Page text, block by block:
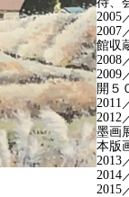
2005
2007
館収
2008
2009
開５
2011
2012
墨画
本版
2013
2014
2015